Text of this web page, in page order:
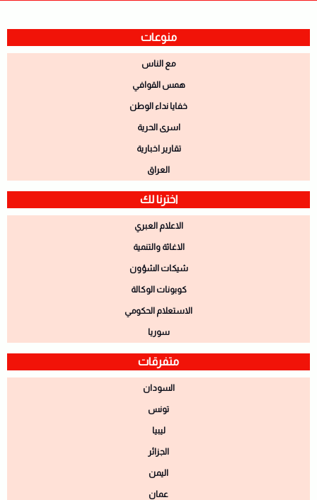
منوعات
مع الناس
همس القوافي
خفايا نداء الوطن
اسرى الحرية
تقارير اخبارية
العراق
اخترنا لك
الاعلام العبري
الاغاثة والتنمية
شيكات الشؤون
كوبونات الوكالة
الاستعلام الحكومي
سوريا
متفرقات
السودان
تونس
ليبيا
الجزائر
اليمن
عمان